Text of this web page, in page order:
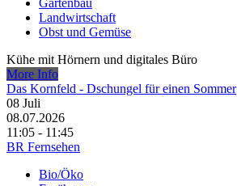
Landwirtschaft
Obst und Gemüse
Kühe mit Hörnern und digitales Büro
More Info
Das Kornfeld - Dschungel für einen Sommer
08 Juli
08.07.2026
11:05 - 11:45
BR Fernsehen
Bio/Öko